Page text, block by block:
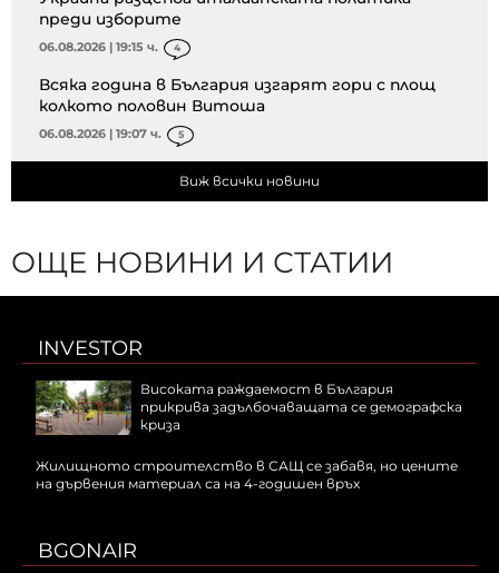
преди изборите
06.08.2026 | 19:15 ч. 4
Всяка година в България изгарят гори с площ
колкото половин Витоша
06.08.2026 | 19:07 ч. 5
Виж всички новини
ОЩЕ НОВИНИ И СТАТИИ
INVESTOR
Високата раждаемост в България
прикрива задълбочаващата се демографска
криза
Жилищното строителство в САЩ се забавя, но цените
на дървения материал са на 4-годишен връх
BGONAIR